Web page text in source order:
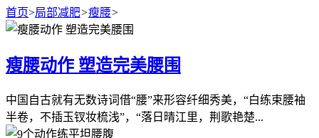
首页>局部减肥>瘦腰>
瘦腰动作 塑造完美腰围
中国自古就有无数诗词借“腰”来形容纤细秀美，“白练束腰袖
半卷，不插玉钗妆梳浅”，“落日晴江里，荆歌艳楚...